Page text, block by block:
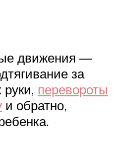
движения —
за
руки, перевороты
и обратно,